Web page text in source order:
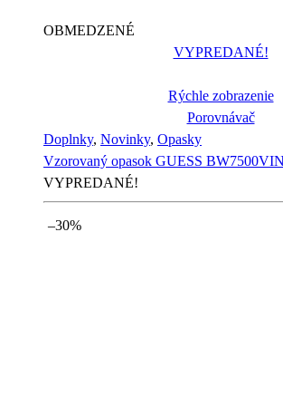
OBMEDZENÉ
VYPREDANÉ!
Rýchle zobrazenie
Porovnávač
Doplnky, Novinky, Opasky
Vzorovaný opasok GUESS
VYPREDANÉ!
–30%